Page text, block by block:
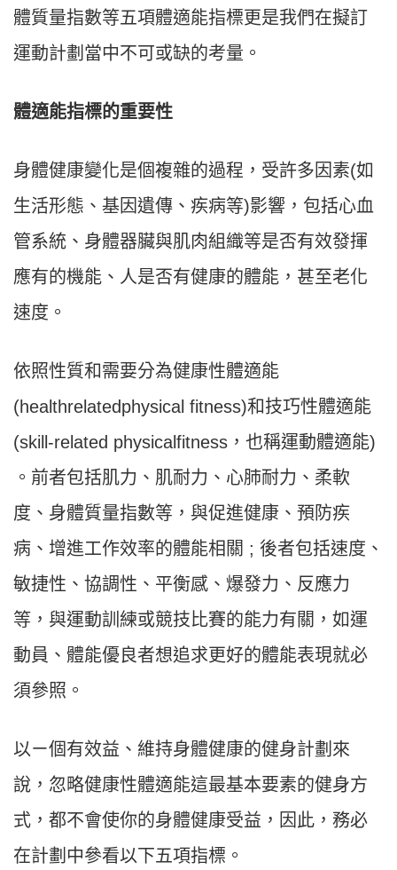
體質量指數等五項體適能指標更是我們在擬訂
運動計劃當中不可或缺的考量。
體適能指標的重要性
身體健康變化是個複雜的過程，受許多因素(如
生活形態、基因遺傳、疾病等)影響，包括心血
管系統、身體器臟與肌肉組織等是否有效發揮
應有的機能、人是否有健康的體能，甚至老化
速度。
依照性質和需要分為健康性體適能
(healthrelatedphysical fitness)和技巧性體適能
(skill-related physicalfitness，也稱運動體適能)
。前者包括肌力、肌耐力、心肺耐力、柔軟
度、身體質量指數等，與促進健康、預防疾
病、增進工作效率的體能相關 ; 後者包括速度、
敏捷性、協調性、平衡感、爆發力、反應力
等，與運動訓練或競技比賽的能力有關，如運
動員、體能優良者想追求更好的體能表現就必
須參照。
以ㄧ個有效益、維持身體健康的健身計劃來
說，忽略健康性體適能這最基本要素的健身方
式，都不會使你的身體健康受益，因此，務必
在計劃中參看以下五項指標。